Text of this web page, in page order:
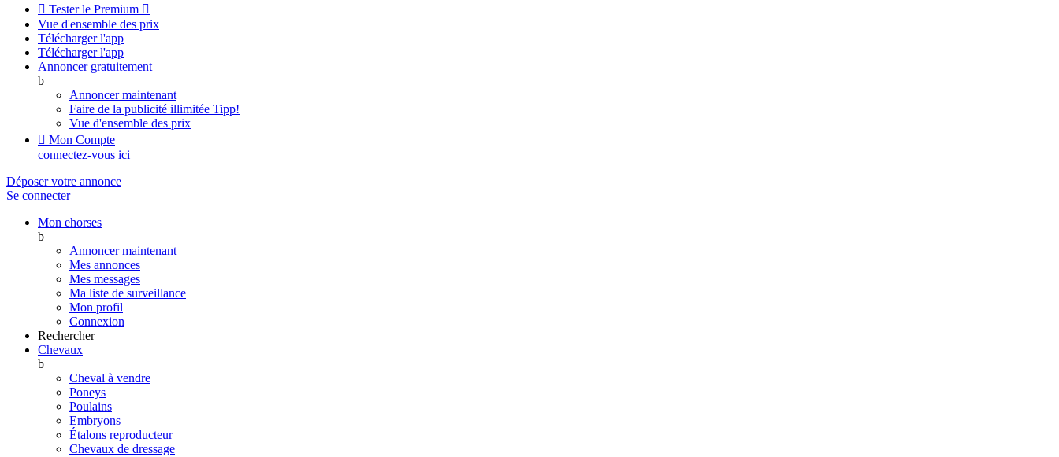
 Tester le Premium 
Vue d'ensemble des prix
Télécharger l'app
Télécharger l'app
Annoncer gratuitement
b
Annoncer maintenant
Faire de la publicité illimitée Tipp!
Vue d'ensemble des prix
 Mon Compte
connectez-vous ici
Déposer votre annonce
Se connecter
Mon ehorses
b
Annoncer maintenant
Mes annonces
Mes messages
Ma liste de surveillance
Mon profil
Connexion
Rechercher
Chevaux
b
Cheval à vendre
Poneys
Poulains
Embryons
Étalons reproducteur
Chevaux de dressage